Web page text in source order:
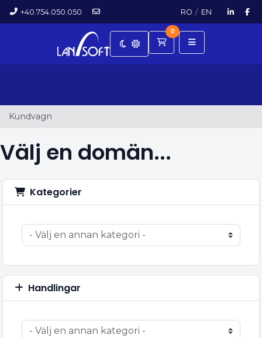
+40.754.050.050 RO / EN
0
Kundvagn
Kundvagn
Välj en domän...
Kategorier
Handlingar